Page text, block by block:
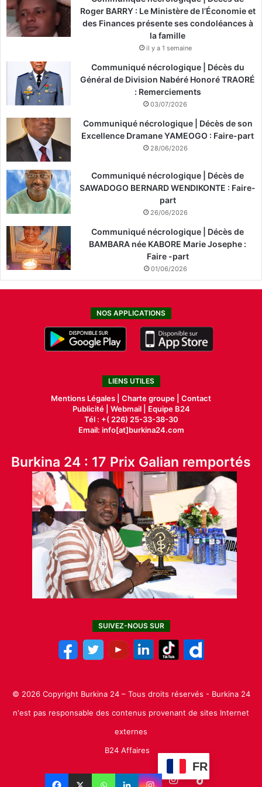
Roger BARRY : Le Ministère de l’Économie et
des Finances présente ses condoléances à
la famille
il y a 1 semaine
Communiqué nécrologique | Décès du
Général de Division Nabéré Honoré TRAORÉ
: Remerciements
03/07/2026
Communiqué nécrologique | Décès de son
Excellence Dramane YAMEOGO : Faire-part
28/06/2026
Communiqué nécrologique | Décès de
SAWADOGO BERNARD WENDIKONTE : Faire-
part
26/06/2026
Communiqué nécrologique | Décès de
BAMBARA née KABORE Marie Josephe :
Faire -part
01/06/2026
NOS APPLICATIONS
LIENS UTILES
Mentions Légales | Charte groupe | Contact
Publicité| Webmail |
Equipe B24
Tél : +( 226) 25-33-38-30
Email: info[at]burkina24.com
Burkina 24 : 17 Prix Galian remportés
SUIVEZ-NOUS SUR
© 2026 Copyright Burkina 24 – Tous droits réservés - Burkina 24
n'est pas responsable des contenus provenant de sites Internet
externes
B24 Affaires
FR
Facebook LinkedinYouTubeInstagram
TikTok